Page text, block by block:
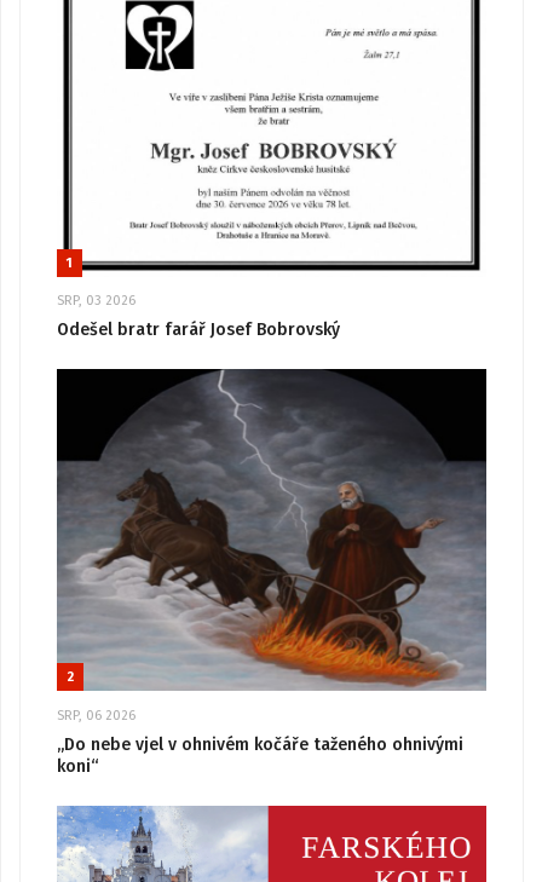
1
SRP, 03 2026
Odešel bratr farář Josef Bobrovský
2
SRP, 06 2026
„Do nebe vjel v ohnivém kočáře taženého ohnivými
koni“